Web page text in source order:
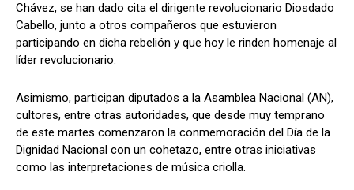
Chávez, se han dado cita el dirigente revolucionario Diosdado
Cabello, junto a otros compañeros que estuvieron
participando en dicha rebelión y que hoy le rinden homenaje al
líder revolucionario.
Asimismo, participan diputados a la Asamblea Nacional (AN),
cultores, entre otras autoridades, que desde muy temprano
de este martes comenzaron la conmemoración del Día de la
Dignidad Nacional con un cohetazo, entre otras iniciativas
como las interpretaciones de música criolla.